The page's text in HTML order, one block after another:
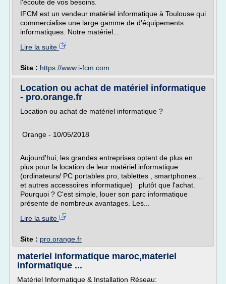
l'écoute de vos besoins.
IFCM est un vendeur matériel informatique à Toulouse qui
commercialise une large gamme de d'équipements
informatiques. Notre matériel...
Lire la suite
Site : https://www.i-fcm.com
Location ou achat de matériel informatique
- pro.orange.fr
Location ou achat de matériel informatique ?
Orange - 10/05/2018
Aujourd'hui, les grandes entreprises optent de plus en
plus pour la location de leur matériel informatique
(ordinateurs/ PC portables pro, tablettes , smartphones...
et autres accessoires informatique) plutôt que l'achat.
Pourquoi ? C'est simple, louer son parc informatique
présente de nombreux avantages. Les...
Lire la suite
Site : pro.orange.fr
materiel informatique maroc,materiel
informatique ...
Matériel Informatique & Installation Réseau: